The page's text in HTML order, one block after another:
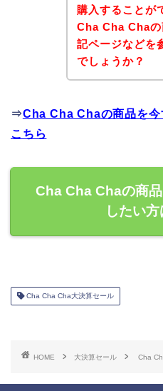
購入することが
Cha Cha Chaの
記ページなどを
でしょうか？
⇒Cha Cha Chaの商品を今
こちら
Cha Cha Chaの商
したい
Cha Cha Cha大決算セール
HOME 大決算セール Cha